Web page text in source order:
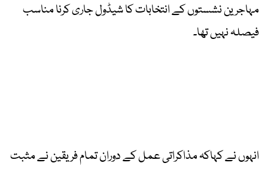
مہاجرین نشستوں کے انتخابات کا شیڈول جاری کرنا مناسب
فیصلہ نہیں تھا۔
انہوں نے کہاکہ مذاکراتی عمل کے دوران تمام فریقین نے مثبت